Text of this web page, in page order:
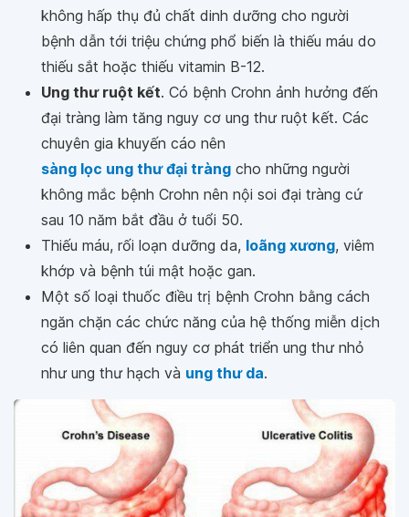
không hấp thụ đủ chất dinh dưỡng cho người
bệnh dẫn tới triệu chứng phổ biến là thiếu máu do
thiếu sắt hoặc thiếu vitamin B-12.
Ung thư ruột kết. Có bệnh Crohn ảnh hưởng đến
đại tràng làm tăng nguy cơ ung thư ruột kết. Các
chuyên gia khuyến cáo nên
sàng lọc ung thư đại tràng cho những người
không mắc bệnh Crohn nên nội soi đại tràng cứ
sau 10 năm bắt đầu ở tuổi 50.
Thiếu máu, rối loạn dưỡng da, loãng xương, viêm
khớp và bệnh túi mật hoặc gan.
Một số loại thuốc điều trị bệnh Crohn bằng cách
ngăn chặn các chức năng của hệ thống miễn dịch
có liên quan đến nguy cơ phát triển ung thư nhỏ
như ung thư hạch và ung thư da.